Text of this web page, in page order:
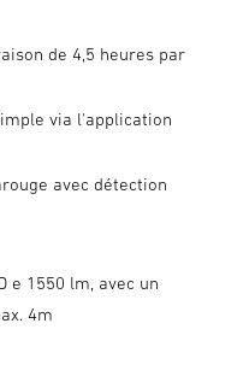
de 4,5 heures par
via l'application
avec détection
e 1550 lm, avec un
4m